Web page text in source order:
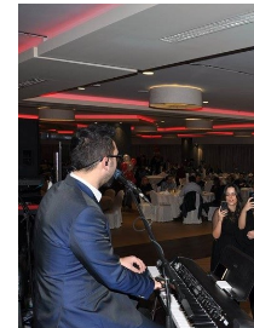
NATJEČAJI
VELEPRODAJA
KONTAKTI
MOJ PROFIL
E-RAČUN